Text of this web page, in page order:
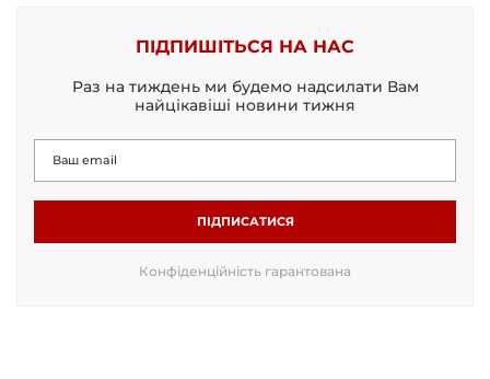
ПІДПИШІТЬСЯ НА НАС
Раз на тиждень ми будемо надсилати Вам
найцікавіші новини тижня
ПІДПИСАТИСЯ
Конфіденційність гарантована